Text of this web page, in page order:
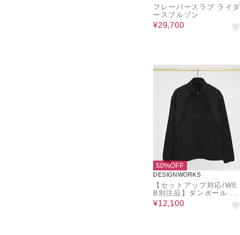
フレーバースラブ ライダ
ースブルゾン
¥29,700
50%OFF
DESIGNWORKS
【セットアップ対応/WE
B別注品】ダンボール ハ
ーフジップ アノラック
¥12,100